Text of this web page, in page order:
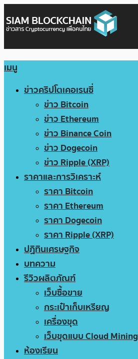
เมนู
ข่าวคริปโตเคอเรนซี่
ข่าว Bitcoin
ข่าว Ethereum
ข่าว Binance Coin
ข่าว Dogecoin
ข่าว Ripple (XRP)
ราคาและการวิเคราะห์
ราคา Bitcoin
ราคา Ethereum
ราคา Dogecoin
ราคา Ripple (XRP)
ปฏิทินเศรษฐกิจ
บทความ
รีวิวผลิตภัณฑ์
เว็บซื้อขาย
กระเป๋าเก็บเหรียญ
เครื่องขุด
เว็บขุดแบบ Cloud Mining
ห้องเรียน